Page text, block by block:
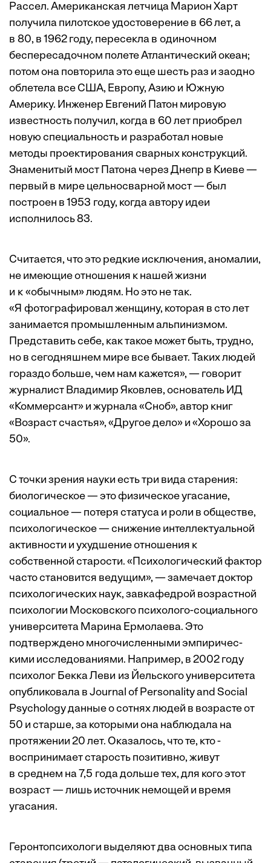
Рассел. Американская летчица Марион Харт
получила пилотское удостоверение в 66 лет, а
в 80, в 1962 году, пересекла в одиночном
беспересадочном полете Атлантический океан;
потом она повторила это еще шесть раз и заодно
облетела все США, Европу, Азию и Южную
Америку. Инженер Евгений Патон мировую
известность получил, когда в 60 лет приобрел
новую специальность и разработал новые
методы проектирования сварных конструкций.
Знаменитый мост Патона через Днепр в Киеве —
первый в мире цельносварной мост — был
построен в 1953 году, когда автору идеи
исполнилось 83.
Считается, что это редкие исключения, аномалии,
не имеющие отношения к нашей жизни
и к «обычным» людям. Но это не так.
«Я фотографировал женщину, которая в сто лет
занимается промышленным альпинизмом.
Представить себе, как такое может быть, трудно,
но в сегодняшнем мире все бывает. Таких людей
гораздо больше, чем нам кажется», — говорит
журналист Владимир Яковлев, основатель ИД
«Коммерсант» и журнала «Сноб», автор книг
«Возраст счастья», «Другое дело» и «Хорошо за
50».
С точки зрения науки есть три вида старения:
биологическое — это физическое угасание,
социальное — потеря статуса и роли в обществе,
психологическое — снижение интеллектуальной
активности и ухудшение отношения к
собственной старости. «Психологический фактор
часто становится ведущим», — замечает доктор
психологических наук, завкафедрой возрастной
психологии Московского психолого-социального
университета Марина Ермолаева. Это
подтверждено многочисленными эмпиричес­
кими исследованиями. Например, в 2002 году
психолог Бекка Леви из Йельского университета
опубликовала в Journal of Personality and Social
Psychology данные о сотнях людей в возрасте от
50 и старше, за которыми она наблюдала на
протяжении 20 лет. Оказалось, что те, кто ­
воспринимает старость позитивно, живут
в среднем на 7,5 года дольше тех, для кого этот
возраст — лишь источник немощей и время
угасания.
Геронтопсихологи выделяют два основных типа